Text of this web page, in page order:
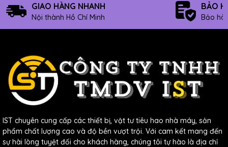
GIAO HÀNG NHANH
Nội thành Hồ Chí Minh
BẢO
Bảo
IST chuyên cung cấp các thiết bị, vật tư tiêu hao nhà máy, sản
phẩm chất lượng cao và độ bền vượt trội. Với cam kết mang đến
sự hài lòng tuyệt đối cho khách hàng, chúng tôi tự hào là địa chỉ